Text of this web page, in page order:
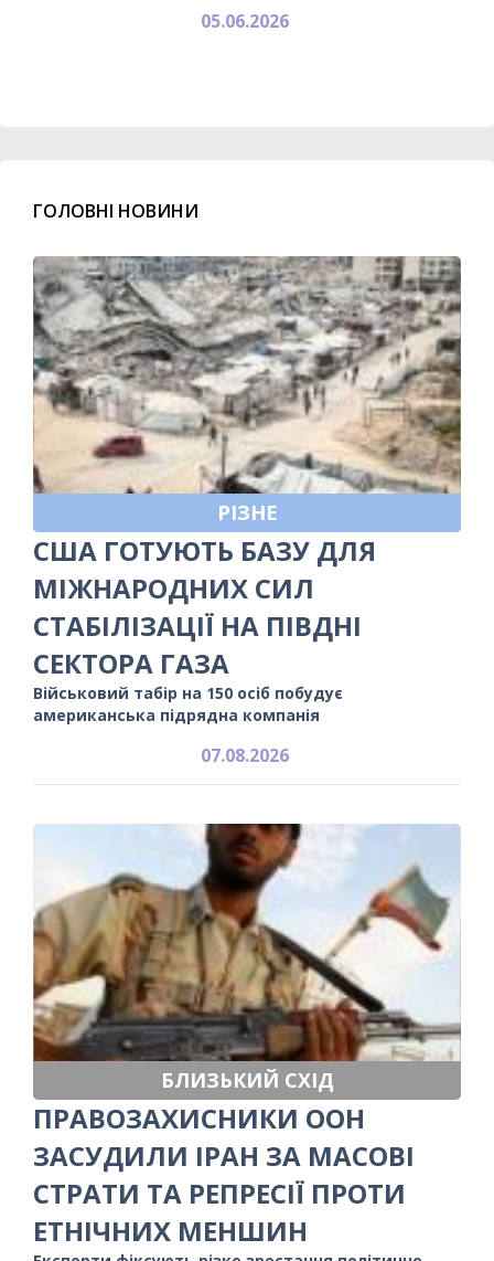
05.06.2026
ГОЛОВНІ НОВИНИ
РІЗНЕ
США ГОТУЮТЬ БАЗУ ДЛЯ
МІЖНАРОДНИХ СИЛ
СТАБІЛІЗАЦІЇ НА ПІВДНІ
СЕКТОРА ГАЗА
Військовий табір на 150 осіб побудує
американська підрядна компанія
07.08.2026
БЛИЗЬКИЙ СХІД
ПРАВОЗАХИСНИКИ ООН
ЗАСУДИЛИ ІРАН ЗА МАСОВІ
СТРАТИ ТА РЕПРЕСІЇ ПРОТИ
ЕТНІЧНИХ МЕНШИН